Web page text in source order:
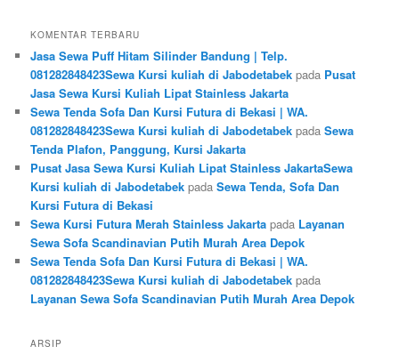
KOMENTAR TERBARU
Jasa Sewa Puff Hitam Silinder Bandung | Telp.
081282848423Sewa Kursi kuliah di Jabodetabek pada Pusat
Jasa Sewa Kursi Kuliah Lipat Stainless Jakarta
Sewa Tenda Sofa Dan Kursi Futura di Bekasi | WA.
081282848423Sewa Kursi kuliah di Jabodetabek padaSewa
Tenda Plafon, Panggung, Kursi Jakarta
Pusat Jasa Sewa Kursi Kuliah Lipat Stainless JakartaSewa
Kursi kuliah di Jabodetabek padaSewa Tenda, Sofa Dan
Kursi Futura di Bekasi
Sewa Kursi Futura Merah Stainless Jakarta pada Layanan
Sewa Sofa Scandinavian Putih Murah Area Depok
Sewa Tenda Sofa Dan Kursi Futura di Bekasi | WA.
081282848423Sewa Kursi kuliah di Jabodetabek pada
Layanan Sewa Sofa Scandinavian Putih Murah Area Depok
ARSIP